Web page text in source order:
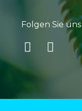
Folgen Sie